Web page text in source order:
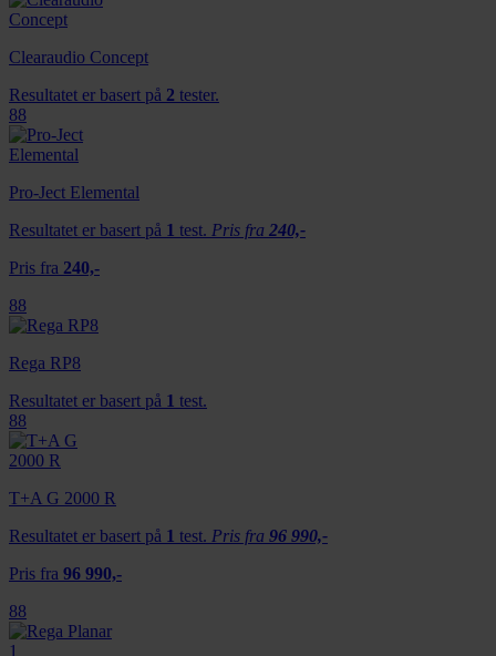
Clearaudio Concept
Resultatet er basert på 2 tester.
88
Pro-Ject Elemental
Resultatet er basert på 1 test. Pris fra 240,-
Pris fra 240,-
88
Rega RP8
Resultatet er basert på 1 test.
88
T+A G 2000 R
Resultatet er basert på 1 test. Pris fra 96 990,-
Pris fra 96 990,-
88